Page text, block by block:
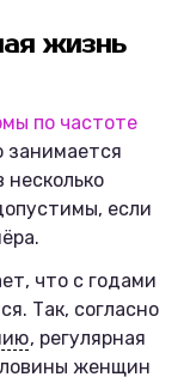
жизнь
по частоте
занимается
если
что с годами
Так, согласно
, регулярная
женщин